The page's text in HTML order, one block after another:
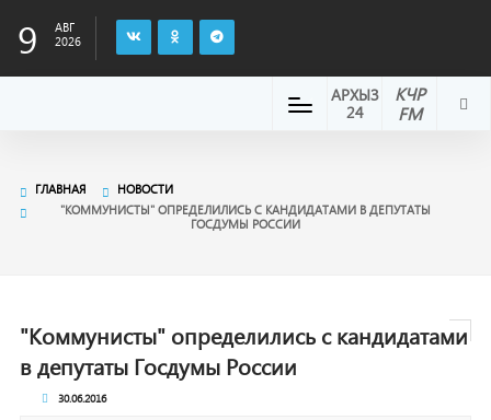
9
АВГ
2026
КЧР
FM
АРХЫЗ
24
ГЛАВНАЯ
НОВОСТИ
"КОММУНИСТЫ" ОПРЕДЕЛИЛИСЬ С КАНДИДАТАМИ В ДЕПУТАТЫ
ГОСДУМЫ РОССИИ
"Коммунисты" определились с кандидатами
в депутаты Госдумы России
30.06.2016